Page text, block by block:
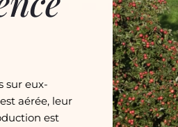
sur eux-
aérée, leur
est